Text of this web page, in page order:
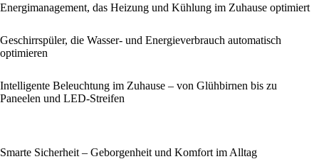
Energi­management, das Heizung und Kühlung im Zuhause optimiert
Geschirrspüler, die Wasser- und Energieverbrauch automatisch
optimieren
Intelligente Beleuchtung im Zuhause – von Glühbirnen bis zu
Paneelen und LED‑Streifen
Smarte Sicherheit – Geborgenheit und Komfort im Alltag